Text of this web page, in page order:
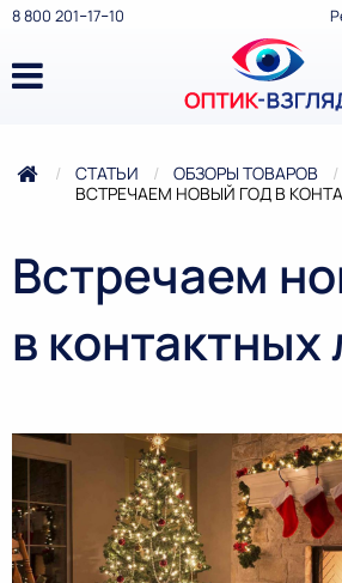
8 800 201‒17‒10
СТАТЬИ
ОБЗОРЫ ТОВАРОВ
ТЕКУЩАЯ:
ВСТРЕЧАЕМ НОВЫЙ ГОД В
Встречаем
в контактных